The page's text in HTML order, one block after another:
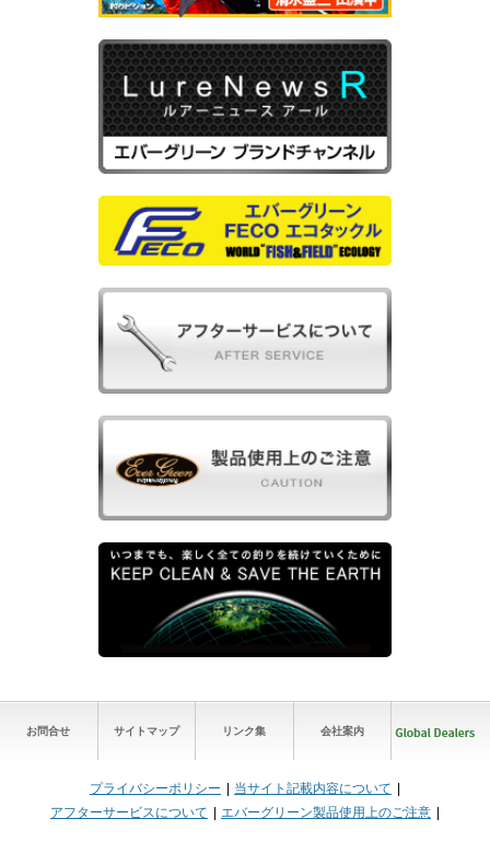
お問合せ サイトマップ リンク集 会社案内
プライバシーポリシー
当サイト記載内容について
アフターサービスについて
エバーグリーン製品使用上のご注意